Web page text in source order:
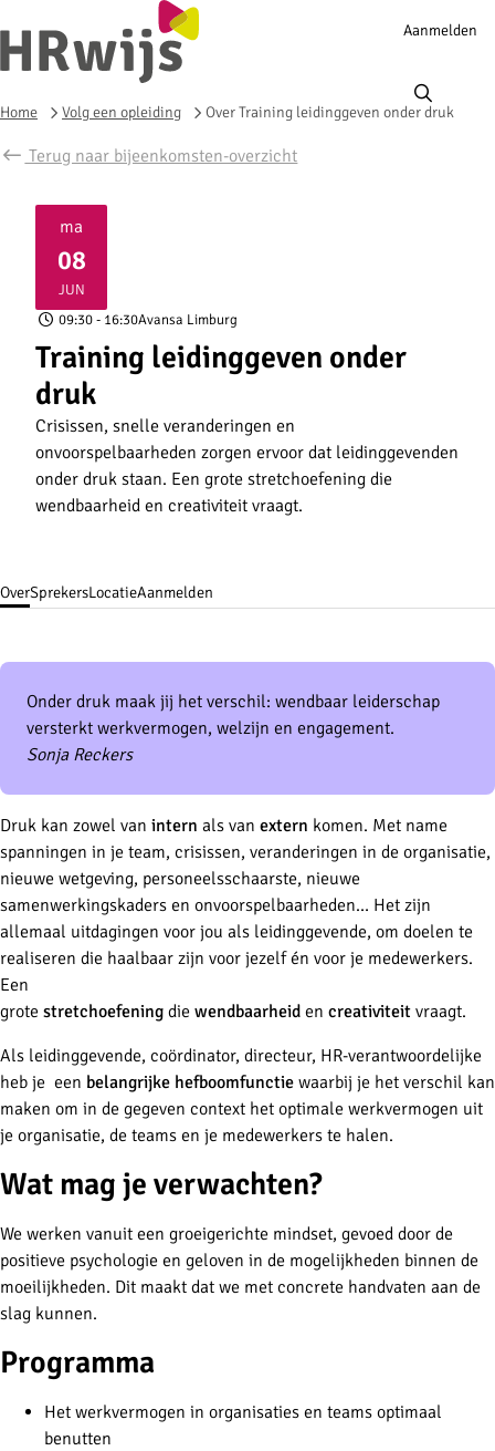
Account
Aanmelden
Home Volg een opleiding Over Training leidinggeven onder druk
Terug naar bijeenkomsten-overzicht
ma
08
JUN
2026
09:30- 16:30Avansa Limburg
Training leidinggeven onder
druk
Crisissen, snelle veranderingen en
onvoorspelbaarheden zorgen ervoor dat leidinggevenden
onder druk staan. Een grote stretchoefening die
wendbaarheid en creativiteit vraagt.
OverSprekersLocatieAanmelden
Onder druk maak jij het verschil: wendbaar leiderschap
versterkt werkvermogen, welzijn en engagement.
Sonja Reckers
Druk kan zowel van intern als van extern komen. Met name
spanningen in je team, crisissen, veranderingen in de organisatie,
nieuwe wetgeving, personeelsschaarste, nieuwe
samenwerkingskaders en onvoorspelbaarheden… Het zijn
allemaal uitdagingen voor jou als leidinggevende, om doelen te
realiseren die haalbaar zijn voor jezelf én voor je medewerkers.
Een
grote stretchoefening die wendbaarheid en creativiteit vraagt.
Als leidinggevende, coördinator, directeur, HR-verantwoordelijke
heb je een belangrijke hefboomfunctie waarbij je het verschil kan
maken om in de gegeven context het optimale werkvermogen uit
je organisatie, de teams en je medewerkers te halen.
Wat mag je verwachten?
We werken vanuit een groeigerichte mindset, gevoed door de
positieve psychologie en geloven in de mogelijkheden binnen de
moeilijkheden. Dit maakt dat we met concrete handvaten aan de
slag kunnen.
Programma
Het werkvermogen in organisaties en teams optimaal
benutten